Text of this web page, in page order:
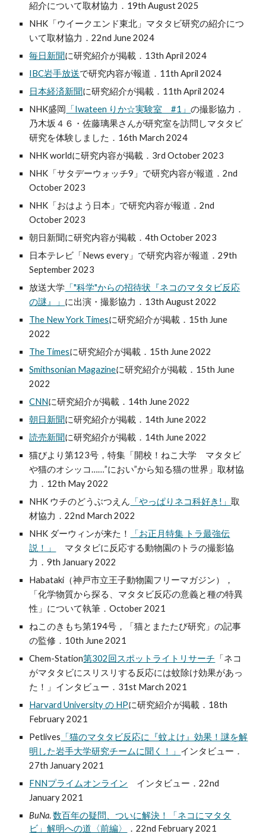
紹介について取材協力．19th August 2025
NHK「ウイークエンド東北」 マタタビ研究の紹介につ
いて取材協力．22nd June 2024
毎日新聞に研究紹介が掲載．13th April 2024
IBC岩手放送で研究内容が報道． 11th April 2024
日本経済新聞に研究紹介が掲載．11th April 2024
NHK盛岡 「Iwateen りか☆実験室 #1」の撮影協力．
乃木坂４６・佐藤璃果さんが研究室を訪問しマタタビ
研究を体験しました．16th March 2024
NHK worldに研究内容が掲載．3rd October 2023
NHK「サタデーウォッチ9」で研究内容が報道．2nd
October 2023
NHK「おはよう日本」 で研究内容が報道．2nd
October 2023
朝日新聞に研究内容が掲載．4thOctober 2023
日本テレビ「News every」で研究内容が報道．29th
September 2023
放送大学 「"科学"からの招待状『ネコのマタタビ反応
の謎』」 に出演・撮影協力．13th August 2022
The New York Timesに研究紹介が掲載．15th June
2022
The Timesに研究紹介が掲載．15th June 2022
Smithsonian Magazineに研究紹介が掲載．15th June
2022
CNNに研究紹介が掲載．14th June 2022
朝日新聞に研究紹介が掲載． 14th June 2022
読売新聞に研究紹介が掲載．14th June 2022
猫びより第123号，特集「開校！ねこ大学 マタタビ
や猫のオシッコ……”におい”から知る猫の世界」取材協
力．12th May 2022
NHK ウチのどうぶつえん 「やっぱりネコ科好き!」取
材協力．22nd March 2022
NHK ダーウィンが来た！
「お正月特集 トラ最強伝
説！」
マタタビに反応する動物園のトラの撮影協
力．9th January 2022
Habataki（神戸市立王子動物園フリーマガジン），
「化学物質から探る、マタタビ反応の意義と種の特異
性」について執筆 ．October 2021
ねこのきもち第194号，「猫とまたたび研究」の記事
の監修 ．10th June 2021
Chem-Station第302回スポットライトリサーチ 「ネコ
がマタタビにスリスリする反応には蚊除け効果があっ
た！」 インタビュー ．31st March 2021
Harvard University の HPに研究紹介が掲載．18th
February 2021
Petlives 「猫のマタタビ反応に『蚊よけ』効果！謎を解
明した岩手大学研究チームに聞く！」 インタビュー．
27th January 2021
FNNプライムオンライン インタビュー ．22nd
January 2021
BuNa.数百年の疑問、ついに解決！「ネコにマタタ
ビ」解明への道〈前編〉
．22nd February 2021